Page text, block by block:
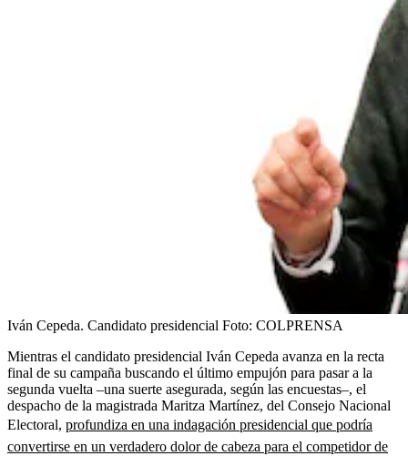
Iván Cepeda. Candidato presidencial Foto: COLPRENSA
Mientras el candidato presidencial Iván Cepeda avanza en la recta
final de su campaña buscando el último empujón para pasar a la
segunda vuelta –una suerte asegurada, según las encuestas–, el
despacho de la magistrada Maritza Martínez, del Consejo Nacional
Electoral, profundiza en una indagación presidencial que podría
convertirse en un verdadero dolor de cabeza para el competidor de